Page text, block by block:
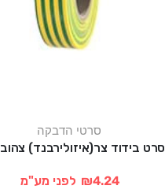
סרטי הדבקה
סרט בידוד צר(איזולירבנד)
₪4.24 לפני מע"מ